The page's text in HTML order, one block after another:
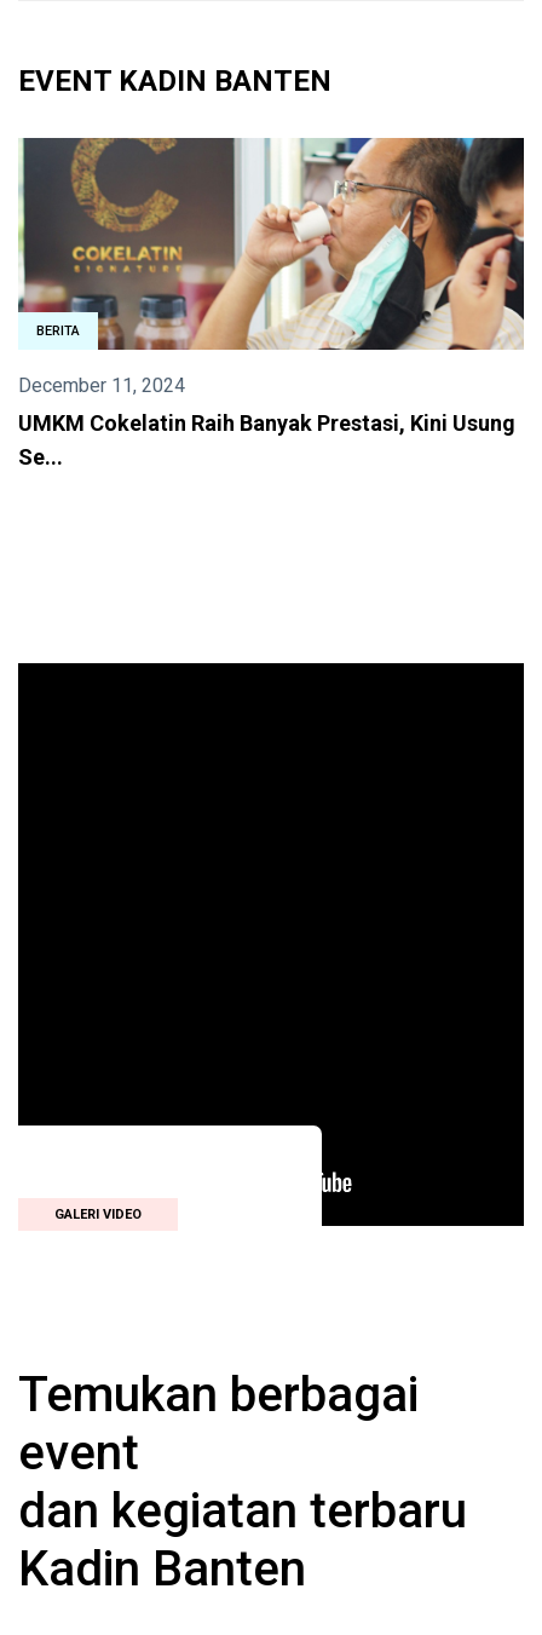
EVENT KADIN BANTEN
Usung
BERITA
August 13, 2024
Di Triwulan II Tahun 2024, Ekonomi
GALERI VIDEO
Temukan berbagai
event
dan kegiatan terbaru
Kadin Banten